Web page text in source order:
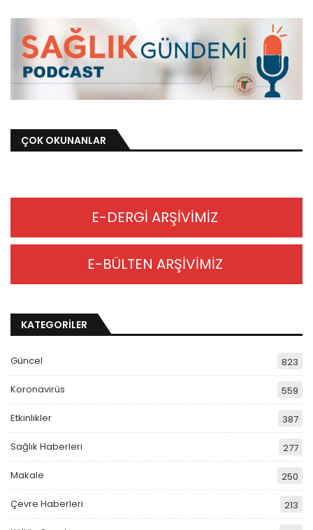
ÇOK OKUNANLAR
E-DERGİ ARŞİVİMİZ
E-BÜLTEN ARŞİVİMİZ
KATEGORİLER
Güncel 823
Koronavirüs 559
Etkinlikler 387
Sağlık Haberleri 277
Makale 250
Çevre Haberleri 213